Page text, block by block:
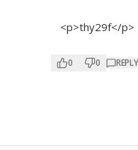
<p>thy29f</p>
0 0 REPLY